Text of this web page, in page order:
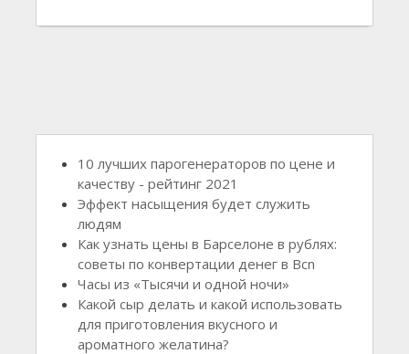
10 лучших парогенераторов по цене и
качеству - рейтинг 2021
Эффект насыщения будет служить
людям
Как узнать цены в Барселоне в рублях:
советы по конвертации денег в Bcn
Часы из «Тысячи и одной ночи»
Какой сыр делать и какой использовать
для приготовления вкусного и
ароматного желатина?